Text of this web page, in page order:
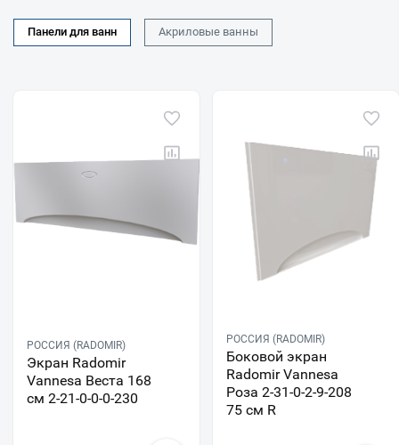
Панели для ванн Акриловые ванны
РОССИЯ (RADOMIR)
Экран Radomir
Vannesa Веста 168
см 2-21-0-0-0-230
РОССИЯ (RADOMIR)
Боковой экран
Radomir Vannesa
Роза 2-31-0-2-9-208
75 см R